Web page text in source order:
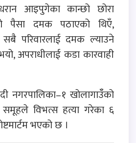
आइपुगेका कान्छो छोरा
पैसा दमक पठाएको थिएँ,
परिवारलाई दमक ल्याउने
अपराधीलाई कडा कारवाही
नगरपालिका–१ खोलागाउँँको
समूहले विभत्स हत्या गरेका ६
भएको छ ।